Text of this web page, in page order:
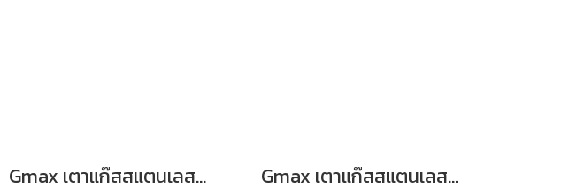
Gmax เตาแก๊สสแตนเลส 3 หัว หัวเทอร์โบ ไฟแรง รุ่น GL-301B Gmax เตาแก๊สสแตนเลส 3 หัว หัวเตาเหล็ก ไฟแรง รุ่น GL-303A-20